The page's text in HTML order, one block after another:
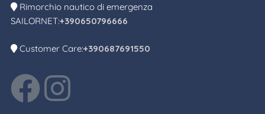
Rimorchio nautico di emergenza
SAILORNET:+390650796666
Customer Care:+390687691550